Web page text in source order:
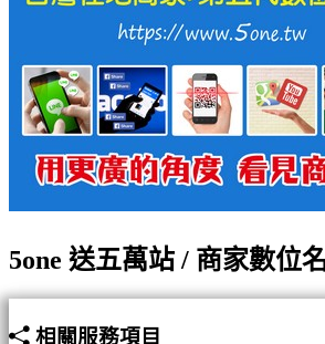
5one 送五萬站 / 商家數位
相關服務項目